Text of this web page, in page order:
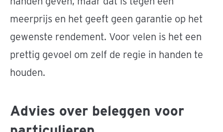
meerprijs en het geeft geen garantie op het
gewenste rendement. Voor velen is het een
prettig gevoel om zelf de regie in handen te
houden.
Advies over beleggen voor